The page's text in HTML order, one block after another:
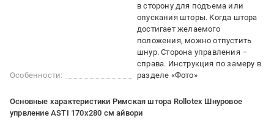
Особенности:
в сторону для подъема или
опускания шторы. Когда штора
достигает желаемого
положения, можно отпустить
шнур. Сторона управления –
справа. Инструкция по замеру в
разделе «Фото»
Основные характеристики Римская штора Rollotex Шнуровое
упрвление ASTI 170x280 см айвори